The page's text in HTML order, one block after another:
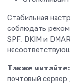
Стабильная
соблюдать
SPF, DKIM и
Также читайте:
почтовый сервер